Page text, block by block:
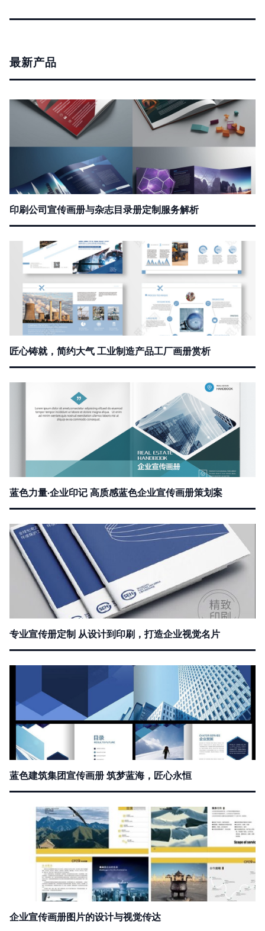
最新产品
印刷公司宣传画册与杂志目录册定制服务解析
匠心铸就，简约大气 工业制造产品工厂画册赏析
蓝色力量·企业印记 高质感蓝色企业宣传画册策划案
专业宣传册定制 从设计到印刷，打造企业视觉名片
蓝色建筑集团宣传画册 筑梦蓝海，匠心永恒
企业宣传画册图片的设计与视觉传达